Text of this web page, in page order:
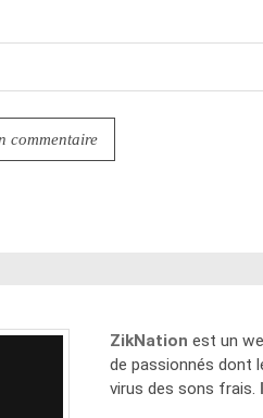
ZikNation est un
de passionnés dont
virus des sons frais.